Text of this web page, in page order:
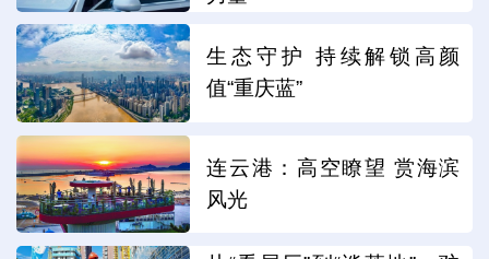
生态守护 持续解锁高颜
值“重庆蓝”
连云港：高空瞭望 赏海滨
风光